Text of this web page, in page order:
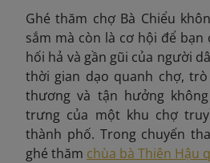
Ghé thăm chợ Bà Chiểu
sắm mà còn là cơ hội để
hối hả và gần gũi của người
thời gian dạo quanh chợ,
thương và tận hưởng
trưng của một khu chợ
thành phố. Trong chuyến
ghé thăm chùa bà Thiên Hậu